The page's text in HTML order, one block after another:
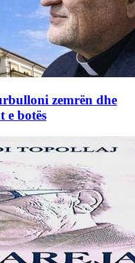
zemrën dhe
botës